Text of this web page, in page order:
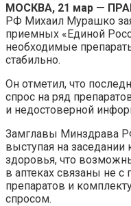
МОСКВА, 21 мар —
РФ Михаил Мурашко
приемных «Единой
необходимые
стабильно.
Он отметил, что
спрос на ряд
и недостоверной
Замглавы Минздрава
выступая на
здоровья, что
в аптеках связаны не
препаратов и
спросом.